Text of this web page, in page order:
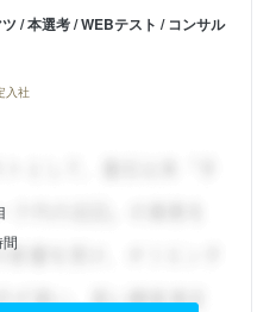
/ 本選考 / WEBテスト / コンサル
入社